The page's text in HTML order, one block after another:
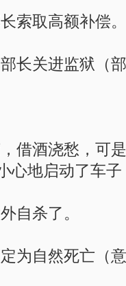
索取高额补偿。
长关进监狱（
借酒浇愁，可
心地启动了车
自杀了。
为自然死亡（